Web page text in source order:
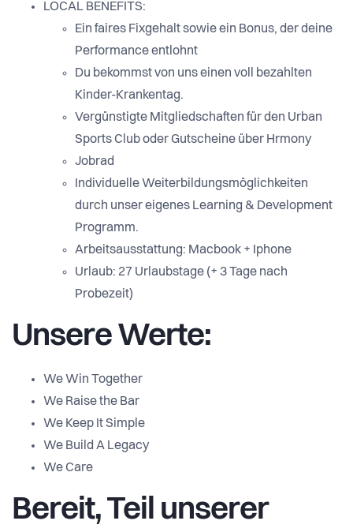
LOCAL BENEFITS:
Ein faires Fixgehalt sowie ein Bonus, der deine
Performance entlohnt
Du bekommst von uns einen voll bezahlten
Kinder-Krankentag.
Vergünstigte Mitgliedschaften für den Urban
Sports Club oder Gutscheine über Hrmony
Jobrad
Individuelle Weiterbildungsmöglichkeiten
durch unser eigenes Learning & Development
Programm.
Arbeitsausstattung: Macbook + Iphone
Urlaub: 27 Urlaubstage (+ 3 Tage nach
Probezeit)
Unsere Werte:
We Win Together
We Raise the Bar
We Keep It Simple
We Build A Legacy
We Care
Bereit, Teil unserer